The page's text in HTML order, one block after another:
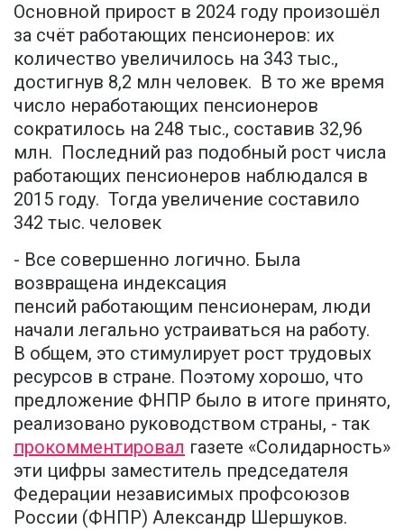
Основной прирост в 2024 году произошёл
за счёт работающих пенсионеров: их
количество увеличилось на 343 тыс.,
достигнув 8,2 млн человек. В то же время
число неработающих пенсионеров
сократилось на 248 тыс., составив 32,96
млн. Последний раз подобный рост числа
работающих пенсионеров наблюдался в
2015 году. Тогда увеличение составило
342 тыс. человек
- Все совершенно логично. Была
возвращена индексация
пенсий работающим пенсионерам, люди
начали легально устраиваться на работу.
В общем, это стимулирует рост трудовых
ресурсов в стране. Поэтому хорошо, что
предложение ФНПР было в итоге принято,
реализовано руководством страны, - так
прокомментировал газете «Солидарность»
эти цифры заместитель председателя
Федерации независимых профсоюзов
России (ФНПР) Александр Шершуков.